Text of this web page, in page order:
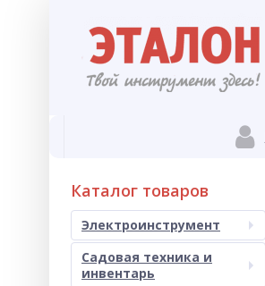
Каталог товаров
Электроинструмент
Садовая техника и
инвентарь